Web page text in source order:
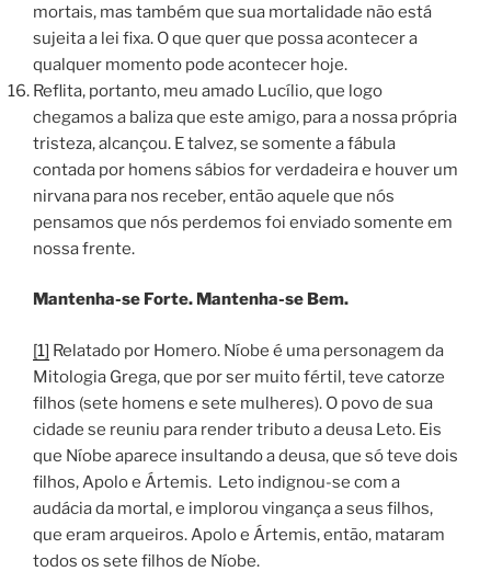
mortais, mas também que sua mortalidade não está
sujeita a lei fixa. O que quer que possa acontecer a
qualquer momento pode acontecer hoje.
Reflita, portanto, meu amado Lucílio, que logo
chegamos a baliza que este amigo, para a nossa própria
tristeza, alcançou. E talvez, se somente a fábula
contada por homens sábios for verdadeira e houver um
nirvana para nos receber, então aquele que nós
pensamos que nós perdemos foi enviado somente em
nossa frente.
Mantenha-se Forte. Mantenha-se Bem.
[1] Relatado por Homero. Níobe é uma personagem da
Mitologia Grega, que por ser muito fértil, teve catorze
filhos (sete homens e sete mulheres). O povo de sua
cidade se reuniu para render tributo a deusa Leto. Eis
que Níobe aparece insultando a deusa, que só teve dois
filhos, Apolo e Ártemis. Leto indignou-se com a
audácia da mortal, e implorou vingança a seus filhos,
que eram arqueiros. Apolo e Ártemis, então, mataram
todos os sete filhos de Níobe.